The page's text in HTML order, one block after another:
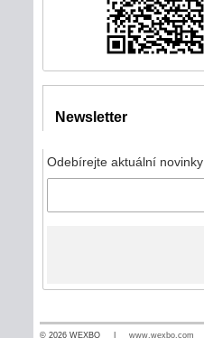
Newsletter
Odebírejte aktuální novinky
© 2026 WEXBO | www.wexbo.com